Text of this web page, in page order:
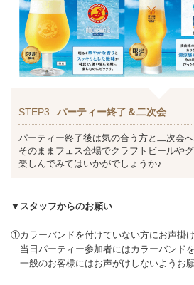
STEP3 パーティー終了＆二次会
パーティー終了後は気の合う方と二次会へ
そのままフェス会場でクラフトビールや
楽しんでみてはいかがでしょうか♪
▼スタッフからのお願い
①カラーバンドを付けていない方にお声掛
当日パーティー参加者にはカラーバンドを
一般のお客様にはお声がけしないようお願